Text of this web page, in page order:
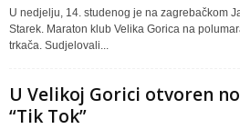
U nedjelju, 14. studenog je na zagrebačkom
Starek. Maraton klub Velika Gorica na
trkača. Sudjelovali...
U Velikoj Gorici otvoren
“Tik Tok”